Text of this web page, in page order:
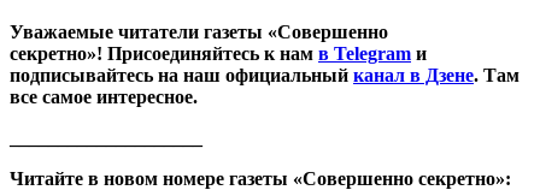
Уважаемые читатели газеты «Совершенно
секретно»! Присоединяйтесь к нам в Telegram и
подписывайтесь на наш официальный канал в Дзене. Там
все самое интересное.
Читайте в новом номере газеты «Совершенно секретно»: